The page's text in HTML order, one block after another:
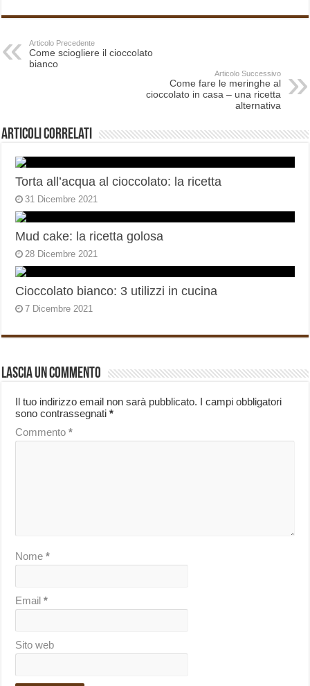
Articolo Precedente
Come sciogliere il cioccolato
bianco
Articolo Successivo
Come fare le meringhe al
cioccolato in casa – una ricetta
alternativa
Articoli correlati
Torta all’acqua al cioccolato: la ricetta
31 Dicembre 2021
Mud cake: la ricetta golosa
28 Dicembre 2021
Cioccolato bianco: 3 utilizzi in cucina
7 Dicembre 2021
Lascia un commento
Il tuo indirizzo email non sarà pubblicato. I campi obbligatori
sono contrassegnati*
Commento*
Nome*
Email*
Sito web